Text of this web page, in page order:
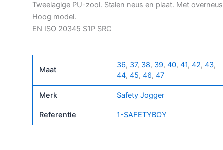
Tweelagige PU-zool. Stalen neus en plaat. Met
Hoog model.
EN ISO 20345 S1P SRC
Maat
36, 37, 38, 39, 40, 41, 42, 43,
44, 45, 46, 47
Merk Safety Jogger
Referentie 1-SAFETYBOY